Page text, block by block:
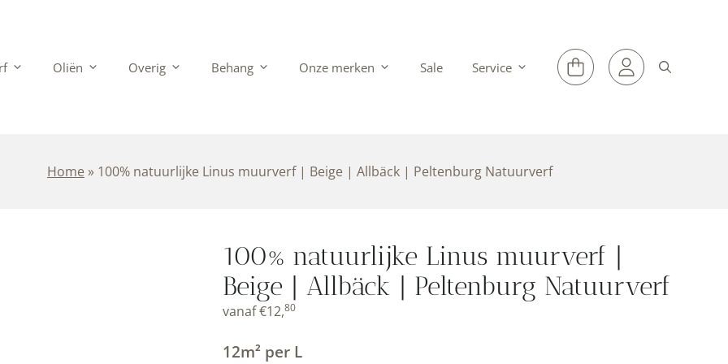
Oliën Overig Behang Onze merken Sale Service
Home » 100% natuurlijke Linus muurverf | Beige | Allbäck | Peltenburg Natuurverf
100% natuurlijke Linus muurverf |
Beige | Allbäck | Peltenburg Natuurverf
vanaf€12,80
12m² per L